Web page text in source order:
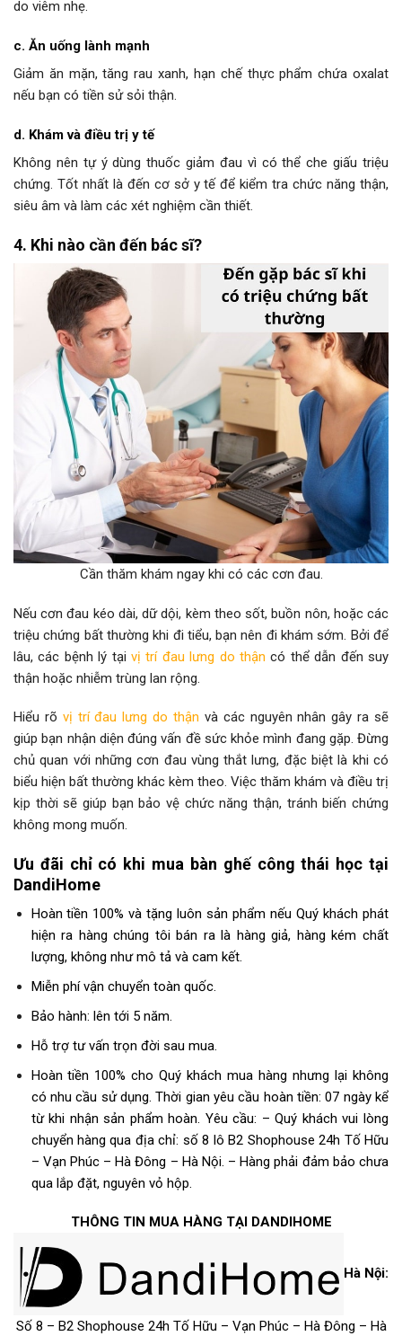
do viêm nhẹ.
c. Ăn uống lành mạnh
Giảm ăn mặn, tăng rau xanh, hạn chế thực phẩm chứa oxalat
nếu bạn có tiền sử sỏi thận.
d. Khám và điều trị y tế
Không nên tự ý dùng thuốc giảm đau vì có thể che giấu triệu
chứng. Tốt nhất là đến cơ sở y tế để kiểm tra chức năng thận,
siêu âm và làm các xét nghiệm cần thiết.
4. Khi nào cần đến bác sĩ?
Cần thăm khám ngay khi có các cơn đau.
Nếu cơn đau kéo dài, dữ dội, kèm theo sốt, buồn nôn, hoặc các
triệu chứng bất thường khi đi tiểu, bạn nên đi khám sớm. Bởi để
lâu, các bệnh lý tại vị trí đau lưng do thận có thể dẫn đến suy
thận hoặc nhiễm trùng lan rộng.
Hiểu rõ vị trí đau lưng do thận và các nguyên nhân gây ra sẽ
giúp bạn nhận diện đúng vấn đề sức khỏe mình đang gặp. Đừng
chủ quan với những cơn đau vùng thắt lưng, đặc biệt là khi có
biểu hiện bất thường khác kèm theo. Việc thăm khám và điều trị
kịp thời sẽ giúp bạn bảo vệ chức năng thận, tránh biến chứng
không mong muốn.
Ưu đãi chỉ có khi mua bàn ghế công thái học tại
DandiHome
Hoàn tiền 100% và tặng luôn sản phẩm nếu Quý khách phát
hiện ra hàng chúng tôi bán ra là hàng giả, hàng kém chất
lượng, không như mô tả và cam kết.
Miễn phí vận chuyển toàn quốc.
Bảo hành: lên tới 5 năm.
Hỗ trợ tư vấn trọn đời sau mua.
Hoàn tiền 100% cho Quý khách mua hàng nhưng lại không
có nhu cầu sử dụng. Thời gian yêu cầu hoàn tiền: 07 ngày kể
từ khi nhận sản phẩm hoàn. Yêu cầu: – Quý khách vui lòng
chuyển hàng qua địa chỉ: số 8 lô B2 Shophouse 24h Tố Hữu
– Vạn Phúc – Hà Đông – Hà Nội. – Hàng phải đảm bảo chưa
qua lắp đặt, nguyên vỏ hộp.
THÔNG TIN MUA HÀNG TẠI DANDIHOME
Hà Nội:
Số 8 – B2 Shophouse 24h Tố Hữu – Vạn Phúc – Hà Đông – Hà